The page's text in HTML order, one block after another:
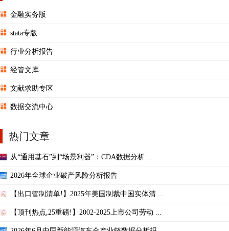
金融实务版
stata专版
行业分析报告
经管文库
文献求助专区
数据交流中心
热门文章
从“通用基石”到“场景利器”：CDA数据分析 ...
2026年全球企业破产风险分析报告
【出口管制清单!】2025年美国制裁中国实体清 ...
【顶刊热点,25重磅!】2002-2025上市公司劳动 ...